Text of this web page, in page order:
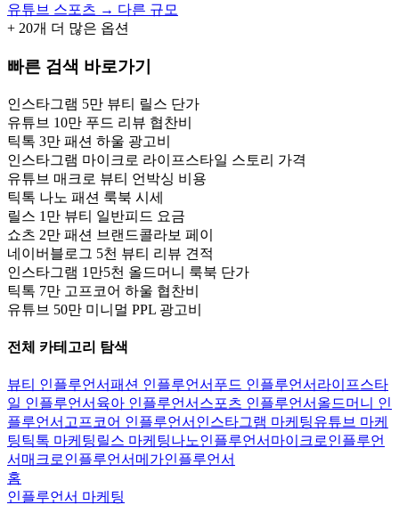
유튜브 스포츠 → 다른 규모
+ 20개 더 많은 옵션
빠른 검색 바로가기
인스타그램 5만 뷰티 릴스 단가
유튜브 10만 푸드 리뷰 협찬비
틱톡 3만 패션 하울 광고비
인스타그램 마이크로 라이프스타일 스토리 가격
유튜브 매크로 뷰티 언박싱 비용
틱톡 나노 패션 룩북 시세
릴스 1만 뷰티 일반피드 요금
쇼츠 2만 패션 브랜드콜라보 페이
네이버블로그 5천 뷰티 리뷰 견적
인스타그램 1만5천 올드머니 룩북 단가
틱톡 7만 고프코어 하울 협찬비
유튜브 50만 미니멀 PPL 광고비
전체 카테고리 탐색
뷰티 인플루언서패션 인플루언서 푸드 인플루언서 라이프스타
일 인플루언서 육아 인플루언서 스포츠 인플루언서 올드머니 인
플루언서 고프코어 인플루언서 인스타그램 마케팅유튜브 마케
팅틱톡 마케팅 릴스 마케팅나노인플루언서 마이크로인플루언
서 매크로인플루언서 메가인플루언서
홈
인플루언서 마케팅